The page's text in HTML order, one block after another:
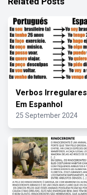
Verbos Irregulares
Em Espanhol
25 September 2024